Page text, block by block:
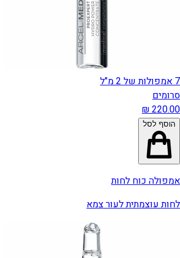
7 אמפולות של 2 מ"ל
סרומים
הוסף לסל
אמפולה כוח לחות
לחות עוצמתית לעור צמא